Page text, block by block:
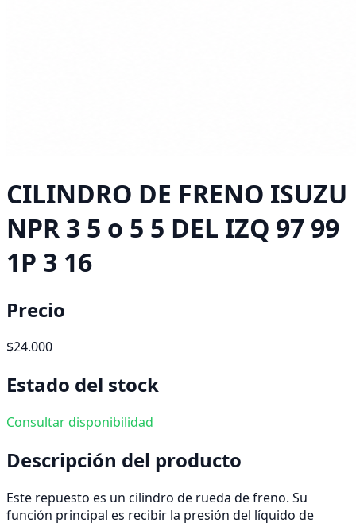
CILINDRO DE FRENO ISUZU
NPR 3 5 o 5 5 DEL IZQ 97 99
1P 3 16
Precio
$24.000
Estado del stock
Consultar disponibilidad
Descripción del producto
Este repuesto es un cilindro de rueda de freno. Su
función principal es recibir la presión del líquido de